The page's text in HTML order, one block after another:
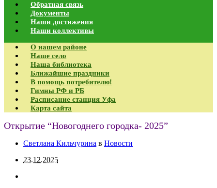
Обратная связь
Документы
Наши достижения
Наши коллективы
О нашем районе
Наше село
Наша библиотека
Ближайшие праздники
В помощь потребителю!
Гимны РФ и РБ
Расписание станция Уфа
Карта сайта
Открытие “Новогоднего городка- 2025”
Светлана Кильчурина в Новости
23.12.2025